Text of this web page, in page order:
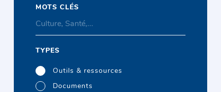
MOTS CLÉS
TYPES
Outils & ressources
Documents